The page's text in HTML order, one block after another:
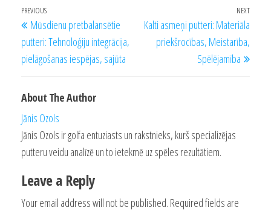
Post
navigation
Previous
Post
PREVIOUS
Mūsdienu pretbalansētie
putteri: Tehnoloģiju integrācija,
pielāgošanas iespējas, sajūta
Next
NEXT
Kalti asmeņi putteri: Materiāla
priekšrocības, Meistarība,
Spēlējamība
About The Author
Jānis Ozols
Jānis Ozols ir golfa entuziasts un rakstnieks, kurš specializējas
putteru veidu analīzē un to ietekmē uz spēles rezultātiem.
Leave a Reply
Your email address will not be published. Required fields are